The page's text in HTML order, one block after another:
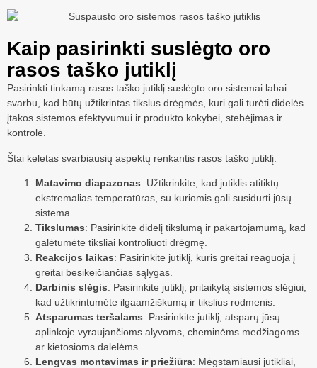
Kaip pasirinkti suslėgto oro
rasos taško jutiklį
Pasirinkti tinkamą rasos taško jutiklį suslėgto oro sistemai labai
svarbu, kad būtų užtikrintas tikslus drėgmės, kuri gali turėti didelės
įtakos sistemos efektyvumui ir produkto kokybei, stebėjimas ir
kontrolė.
Štai keletas svarbiausių aspektų renkantis rasos taško jutiklį:
Matavimo diapazonas: Užtikrinkite, kad jutiklis atitiktų
ekstremalias temperatūras, su kuriomis gali susidurti jūsų
sistema.
Tikslumas: Pasirinkite didelį tikslumą ir pakartojamumą, kad
galėtumėte tiksliai kontroliuoti drėgmę.
Reakcijos laikas: Pasirinkite jutiklį, kuris greitai reaguoja į
greitai besikeičiančias sąlygas.
Darbinis slėgis: Pasirinkite jutiklį, pritaikytą sistemos slėgiui,
kad užtikrintumėte ilgaamžiškumą ir tikslius rodmenis.
Atsparumas teršalams: Pasirinkite jutiklį, atsparų jūsų
aplinkoje vyraujančioms alyvoms, cheminėms medžiagoms
ar kietosioms dalelėms.
Lengvas montavimas ir priežiūra: Mėgstamiausi jutikliai,